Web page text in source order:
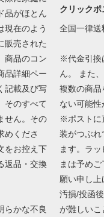
品がほとん
現在のよう
販売された
商品のコン
品詳細ペー
記載及び写
そのすべて
せん。その
めくださ
をお控え下
返品・交換
らかな不良
クリックポ
全国一律送
※代金引換
ん。 また
複数の商品
ない可能性
※ポストに
装がつぶれ
ます。ラ
まは予め
願い申し
汚損/投函
が難しいこ